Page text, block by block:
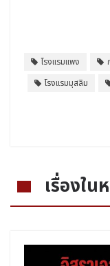
โรงแรมแพง
โรงแรมมุสลิม
เรื่องใน